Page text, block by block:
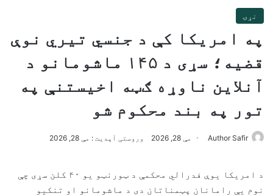
نړۍ
په امریکا کې د جنسي تیري نوې
قضیه؛ سړی د ۱۴۵ ماشومانو د
آنلاین ناوړه ګټه اخیستنې په
تور په بند محکوم شو
Author Safir مې 28, 2026 وروستی آپدیت : مې 28, 2026
د امریکا یوې فدرالي محکمې د ټورنټو یو ۴۰ کلن سړی چې
نوم یې رامانان پټمناتان دی د ماشومانو او تنکیو